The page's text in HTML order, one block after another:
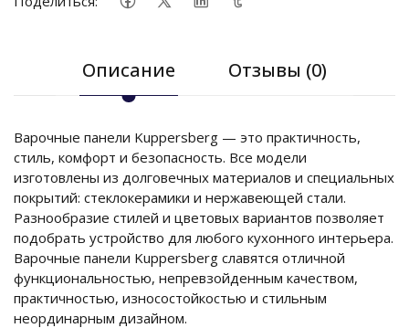
Описание Отзывы (0)
Варочные панели Kuppersberg — это практичность,
стиль, комфорт и безопасность. Все модели
изготовлены из долговечных материалов и специальных
покрытий: стеклокерамики и нержавеющей стали.
Разнообразие стилей и цветовых вариантов позволяет
подобрать устройство для любого кухонного интерьера.
Варочные панели Kuppersberg славятся отличной
функциональностью, непревзойденным качеством,
практичностью, износостойкостью и стильным
неординарным дизайном.